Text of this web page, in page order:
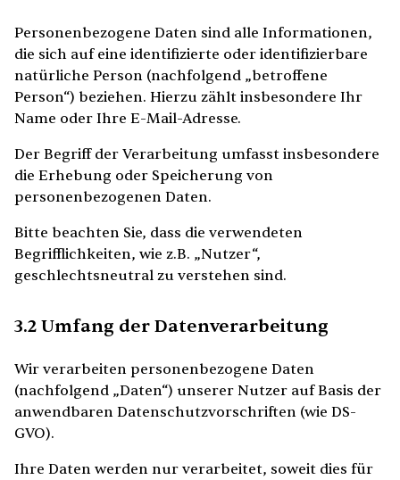
Personenbezogene Daten sind alle Informationen,
die sich auf eine identifizierte oder identifizierbare
natürliche Person (nachfolgend „betroffene
Person“) beziehen. Hierzu zählt insbesondere Ihr
Name oder Ihre E-Mail-Adresse.
Der Begriff der Verarbeitung umfasst insbesondere
die Erhebung oder Speicherung von
personenbezogenen Daten.
Bitte beachten Sie, dass die verwendeten
Begrifflichkeiten, wie z.B. „Nutzer“,
geschlechtsneutral zu verstehen sind.
3.2 Umfang der Datenverarbeitung
Wir verarbeiten personenbezogene Daten
(nachfolgend „Daten“) unserer Nutzer auf Basis der
anwendbaren Datenschutzvorschriften (wie DS-
GVO).
Ihre Daten werden nur verarbeitet, soweit dies für